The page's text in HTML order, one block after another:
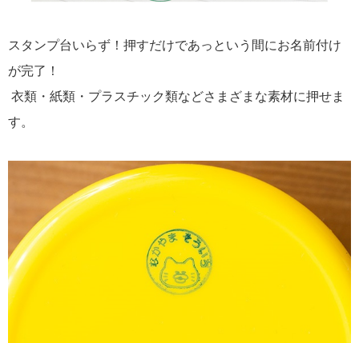
スタンプ台いらず！押すだけであっという間にお名前付け
が完了！
衣類・紙類・プラスチック類などさまざまな素材に押せま
す。